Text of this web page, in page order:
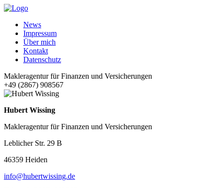
News
Impressum
Über mich
Kontakt
Datenschutz
Makleragentur für Finanzen und Versicherungen
+49 (2867) 908567
Hubert Wissing
Makleragentur für Finanzen und Versicherungen
Leblicher Str. 29 B
46359 Heiden
info@hubertwissing.de